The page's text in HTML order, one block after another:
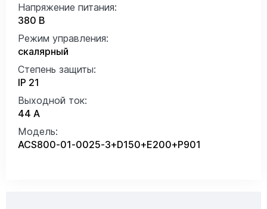
Напряжение питания:
380 В
Режим управления:
скалярный
Степень защиты:
IP 21
Выходной ток:
44 А
Модель:
ACS800-01-0025-3+D150+E200+P901